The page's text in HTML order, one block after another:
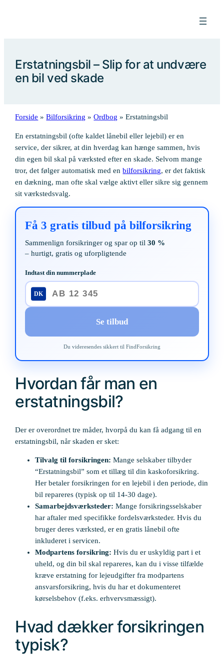
Erstatningsbil – Slip for at undvære
en bil ved skade
Forside »Bilforsikring »Ordbog » Erstatningsbil
En erstatningsbil (ofte kaldet lånebil eller lejebil) er en
service, der sikrer, at din hverdag kan hænge sammen, hvis
din egen bil skal på værksted efter en skade. Selvom mange
tror, det følger automatisk med enbilforsikring, er det faktisk
en dækning, man ofte skal vælge aktivt eller sikre sig gennem
sit værkstedsvalg.
Få 3 gratis tilbud på bilforsikring
Sammenlign forsikringer og spar op til30 %
– hurtigt, gratis og uforpligtende
Indtast din nummerplade
DK
Se tilbud
Du videresendes sikkert til FindForsikring
Hvordan får man en
erstatningsbil?
Der er overordnet tre måder, hvorpå du kan få adgang til en
erstatningsbil, når skaden er sket:
Tilvalg til forsikringen: Mange selskaber tilbyder
“Erstatningsbil” som et tillæg til din kaskoforsikring.
Her betaler forsikringen for en lejebil i den periode, din
bil repareres (typisk op til 14-30 dage).
Samarbejdsværksteder: Mange forsikringsselskaber
har aftaler med specifikke fordelsværksteder. Hvis du
bruger deres værksted, er en gratis lånebil ofte
inkluderet i servicen.
Modpartens forsikring: Hvis du er uskyldig part i et
uheld, og din bil skal repareres, kan du i visse tilfælde
kræve erstatning for lejeudgifter fra modpartens
ansvarsforsikring, hvis du har et dokumenteret
kørselsbehov (f.eks. erhvervsmæssigt).
Hvad dækker forsikringen
typisk?